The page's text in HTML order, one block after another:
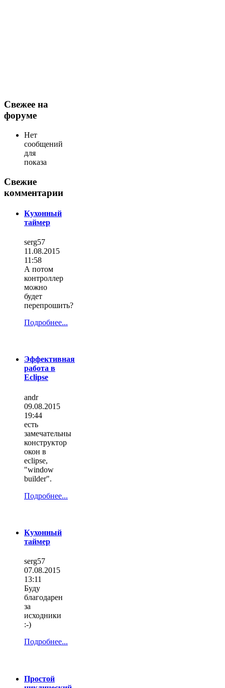
Свежее на
форуме
Нет
сообщений
для
показа
Свежие
комментарии
Кухонный
таймер
serg57
11.08.2015
11:58
А потом
контроллер
можно
будет
перепрошить?
Подробнее...
Эффективная
работа в
Eclipse
andr
09.08.2015
19:44
есть
замечательны
конструктор
окон в
eclipse,
"window
builder".
Подробнее...
Кухонный
таймер
serg57
07.08.2015
13:11
Буду
благодарен
за
исходники
:-)
Подробнее...
Простой